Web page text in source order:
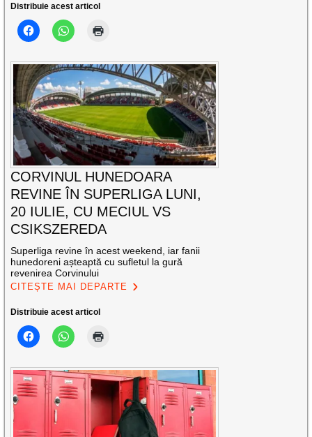
Distribuie acest articol
CORVINUL HUNEDOARA
REVINE ÎN SUPERLIGA LUNI,
20 IULIE, CU MECIUL VS
CSIKSZEREDA
Superliga revine în acest weekend, iar fanii
hunedoreni așteaptă cu sufletul la gură
revenirea Corvinului
CITEȘTE MAI DEPARTE
Distribuie acest articol